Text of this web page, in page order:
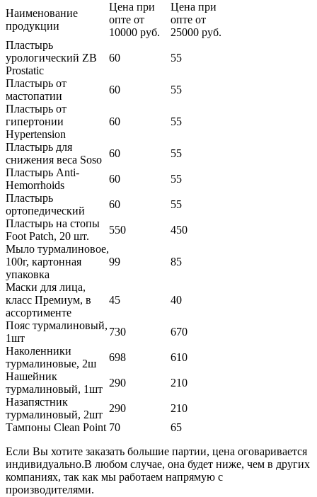
Наименование
продукции
Цена при
опте от
10000 руб.
Цена при
опте от
25000 руб.
Пластырь
урологический ZB
Prostatic
60 55
Пластырь от
мастопатии
60
55
Пластырь от
гипертонии
Hypertension
60 55
Пластырь для
снижения веса Soso
60
55
Пластырь Anti-
Hemorrhoids
60
55
Пластырь
ортопедический
60
55
Пластырь на стопы
Foot Patch, 20 шт.
550
450
Мыло турмалиновое,
100г, картонная
упаковка
99 85
Маски для лица,
класс Премиум, в
ассортименте
45 40
Пояс турмалиновый,
1шт
730
670
Наколенники
турмалиновые, 2ш
698
610
Нашейник
турмалиновый, 1шт
290
210
Назапястник
турмалиновый, 2шт
290
210
Тампоны Clean Point 70
65
Если Вы хотите заказать большие партии, цена оговаривается
индивидуально.В любом случае, она будет ниже, чем в других
компаниях, так как мы работаем напрямую с
производителями.